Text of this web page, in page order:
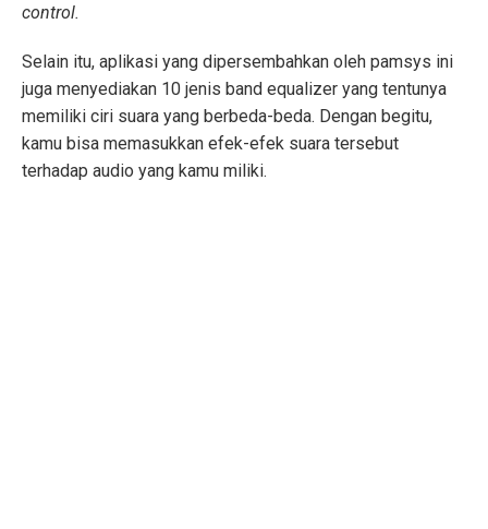
control.
Selain itu, aplikasi yang dipersembahkan oleh pamsys ini
juga menyediakan 10 jenis band equalizer yang tentunya
memiliki ciri suara yang berbeda-beda. Dengan begitu,
kamu bisa memasukkan efek-efek suara tersebut
terhadap audio yang kamu miliki.